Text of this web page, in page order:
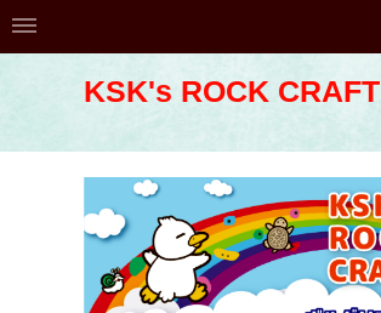
KSK's ROCK CRAFT